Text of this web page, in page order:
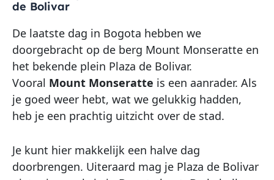
de Bolivar
De laatste dag in Bogota hebben we
doorgebracht op de berg Mount Monseratte en
het bekende plein Plaza de Bolivar.
Vooral Mount Monseratte is een aanrader. Als
je goed weer hebt, wat we gelukkig hadden,
heb je een prachtig uitzicht over de stad.
Je kunt hier makkelijk een halve dag
doorbrengen. Uiteraard mag je Plaza de Bolivar